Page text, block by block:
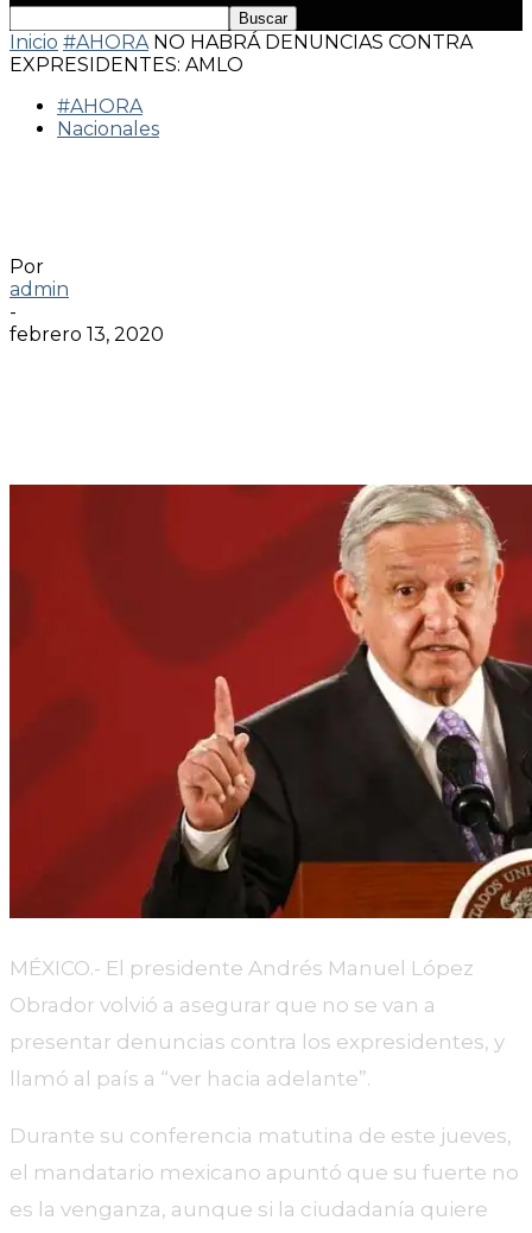
Inicio #AHORA NO HABRÁ DENUNCIAS CONTRA
EXPRESIDENTES: AMLO
#AHORA
Nacionales
Por
admin
-
febrero 13, 2020
MÉXICO.- El presidente Andrés Manuel López
Obrador volvió a asegurar que no se van a
presentar denuncias contra los expresidentes, y
llamó al país a “ver hacia adelante”.
Durante su conferencia matutina de este jueves,
el mandatario mexicano apuntó que su fuerte no
es la venganza, aunque si la ciudadanía quiere